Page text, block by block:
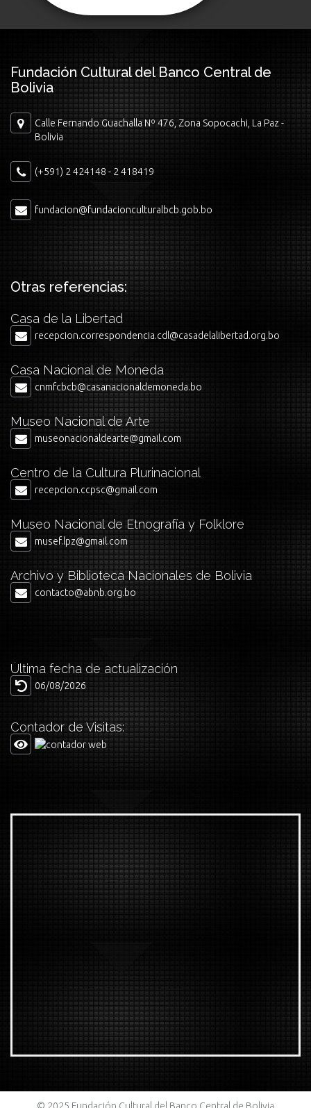
Fundación Cultural del Banco Central de
Bolivia
Calle Fernando Guachalla Nº 476, Zona Sopocachi, La Paz -
Bolivia
(+591) 2 424148 - 2 418419
fundacion@fundacionculturalbcb.gob.bo
Otras referencias:
Casa de la Libertad
recepcion.correspondencia.cdl@casadelalibertad.org.bo
Casa Nacional de Moneda
cnmfcbcb@casanacionaldemoneda.bo
Museo Nacional de Arte
museonacionaldearte@gmail.com
Centro de la Cultura Plurinacional
recepcion.ccpsc@gmail.com
Museo Nacional de Etnografía y Folklore
musef.lpz@gmail.com
Archivo y Biblioteca Nacionales de Bolivia
contacto@abnb.org.bo
Última fecha de actualización
06/08/2026
Contador de Visitas:
© 2025 Fundación Cultural del Banco Central de Bolivia